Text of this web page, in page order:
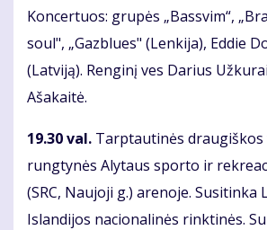
Koncertuos: grupės „Bassvim“,
soul", „Gazblues" (Lenkija), Eddie
(Latviją). Renginį ves Darius
Ašakaitė.
19.30 val. Tarptautinės
rungtynės Alytaus sporto ir
(SRC, Naujoji g.) arenoje. Susitinka
Islandijos nacionalinės rinktinės.